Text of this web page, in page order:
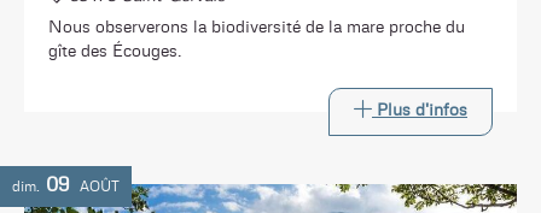
Nous observerons la biodiversité de la mare proche du
gîte des Écouges.
Plus d'infos
dim. 09 AOÛT